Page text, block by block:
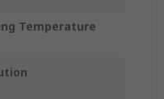
Temperature